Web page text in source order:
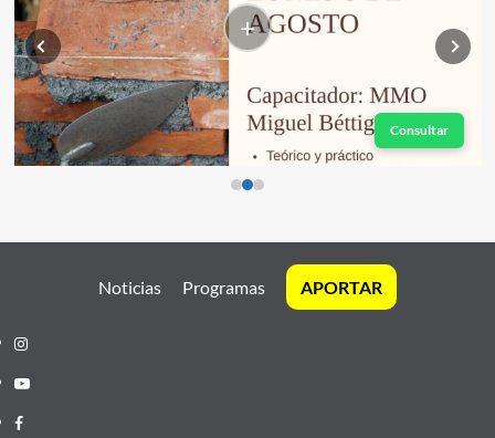
+
Consultar
Noticias Programas APORTAR
Instagram
Youtube
Facebook